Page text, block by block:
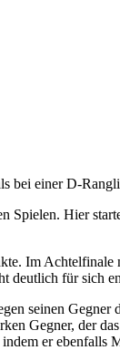
bei einer D-
Spielen. Hier
Im Achtelfinale
deutlich für sich
seinen
Gegner, der
er ebenfalls